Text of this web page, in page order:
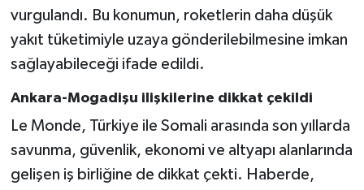
vurgulandı. Bu konumun, roketlerin daha düşük
yakıt tüketimiyle uzaya gönderilebilmesine imkan
sağlayabileceği ifade edildi.
Ankara-Mogadişu ilişkilerine dikkat çekildi
Le Monde, Türkiye ile Somali arasında son yıllarda
savunma, güvenlik, ekonomi ve altyapı alanlarında
gelişen iş birliğine de dikkat çekti. Haberde,